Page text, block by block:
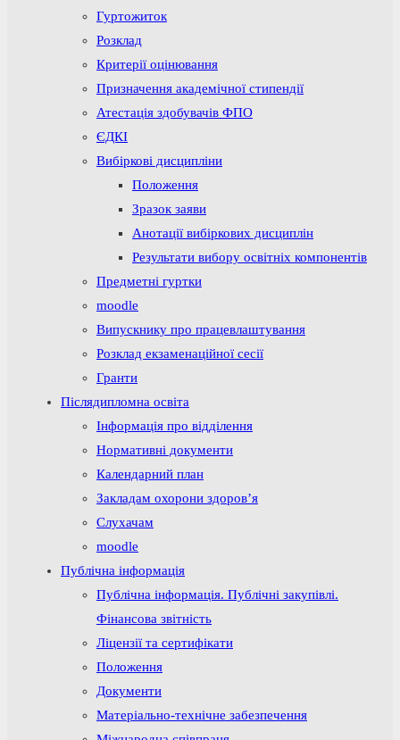
Гуртожиток
Розклад
Критерії оцінювання
Призначення академічної стипендії
Атестація здобувачів ФПО
ЄДКІ
Вибіркові дисципліни
Положення
Зразок заяви
Анотації вибіркових дисциплін
Результати вибору освітніх компонентів
Предметні гуртки
moodle
Випускнику про працевлаштування
Розклад екзаменаційної сесії
Гранти
Післядипломна освіта
Інформація про відділення
Нормативні документи
Календарний план
Закладам охорони здоров’я
Слухачам
moodle
Публічна інформація
Публічна інформація. Публічні закупівлі.
Фінансова звітність
Ліцензії та сертифікати
Положення
Документи
Матеріально-технічне забезпечення